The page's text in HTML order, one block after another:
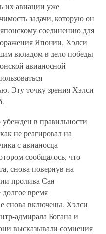
их авиации уже
задачи, которую он
соединению для
Японии, Хэлси
вкладом в дело победы
авианосной
Эту точку зрения Хэлси
в правильности
не реагировал на
с авианосца
сообщалось, что
снова повернув на
пролива Сан-
время
снова включены. Хэлси
адмирала Богана и
высказывали сомнения